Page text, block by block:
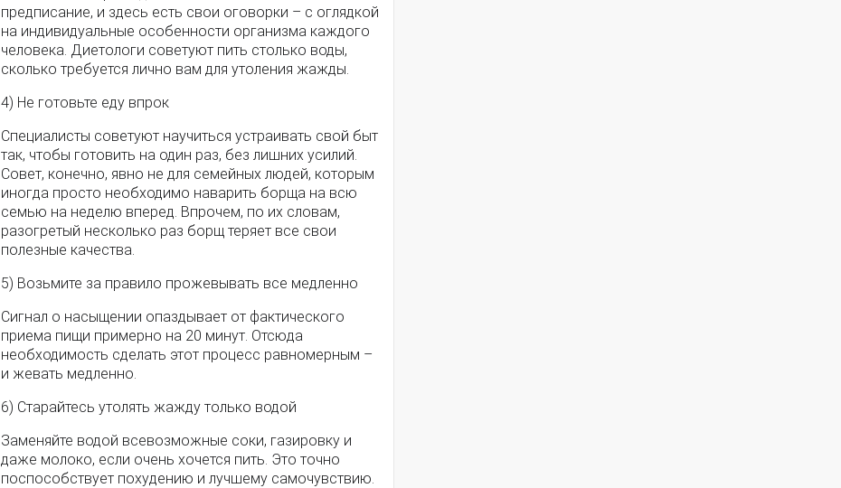
предписание, и здесь есть свои оговорки – с оглядкой
на индивидуальные особенности организма каждого
человека. Диетологи советуют пить столько воды,
сколько требуется лично вам для утоления жажды.
4) Не готовьте еду впрок
Специалисты советуют научиться устраивать свой быт
так, чтобы готовить на один раз, без лишних усилий.
Совет, конечно, явно не для семейных людей, которым
иногда просто необходимо наварить борща на всю
семью на неделю вперед. Впрочем, по их словам,
разогретый несколько раз борщ теряет все свои
полезные качества.
5) Возьмите за правило прожевывать все медленно
Сигнал о насыщении опаздывает от фактического
приема пищи примерно на 20 минут. Отсюда
необходимость сделать этот процесс равномерным –
и жевать медленно.
6) Старайтесь утолять жажду только водой
Заменяйте водой всевозможные соки, газировку и
даже молоко, если очень хочется пить. Это точно
поспособствует похудению и лучшему самочувствию.